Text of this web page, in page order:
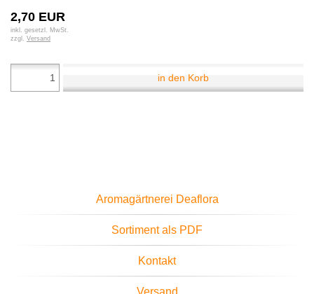
2,70 EUR
inkl. gesetzl. MwSt.
zzgl. Versand
in den Korb
Aromagärtnerei Deaflora
Sortiment als PDF
Kontakt
Versand